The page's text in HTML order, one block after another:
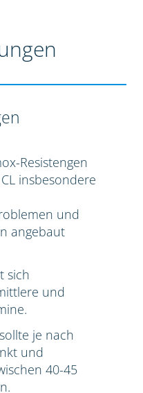
Resistengen
insbesondere
und
angebaut
sich
und
je nach
und
40-45